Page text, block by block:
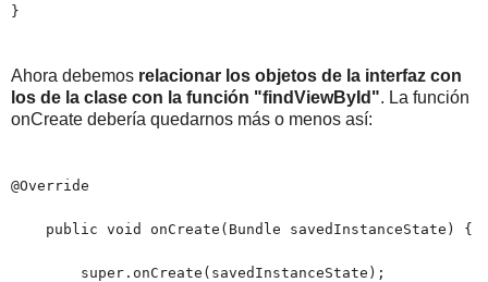
}
Ahora debemos relacionar los objetos de la interfaz con
los de la clase con la función "findViewById". La función
onCreate debería quedarnos más o menos así:
@Override
public void onCreate(Bundle savedInstanceState) {
super.onCreate(savedInstanceState);